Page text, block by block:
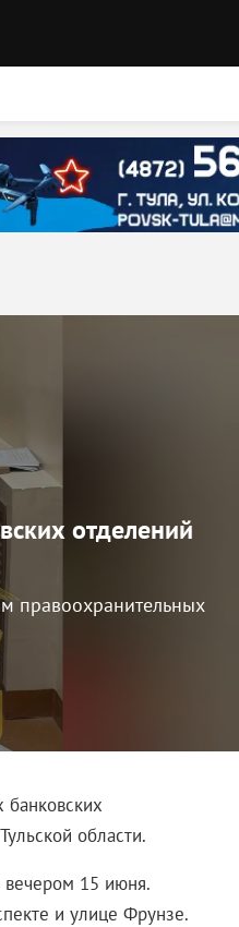
отделений
правоохранительных
банковских
области.
вечером 15 июня.
и улице Фрунзе.